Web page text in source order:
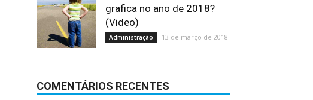
grafica no ano de 2018?
(Video)
Administração 13 de março de 2018
COMENTÁRIOS RECENTES